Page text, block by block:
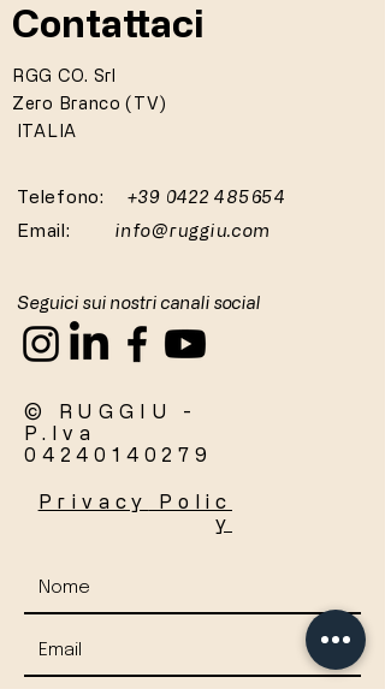
Contattaci
RGG CO. Srl
Zero Branco (TV)
ITALIA
Telefono:
+39 0422 485654
Email: info@ruggiu.com
Seguici sui nostri canali social
© RUGGIU -
P.Iva
04240140279
Privacy
Polic
y